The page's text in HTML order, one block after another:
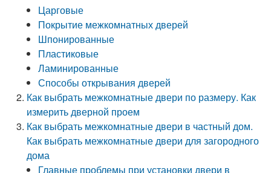
Царговые
Покрытие межкомнатных дверей
Шпонированные
Пластиковые
Ламинированные
Способы открывания дверей
Как выбрать межкомнатные двери по размеру. Как
измерить дверной проем
Как выбрать межкомнатные двери в частный дом.
Как выбрать межкомнатные двери для загородного
дома
Главные проблемы при установки двери в